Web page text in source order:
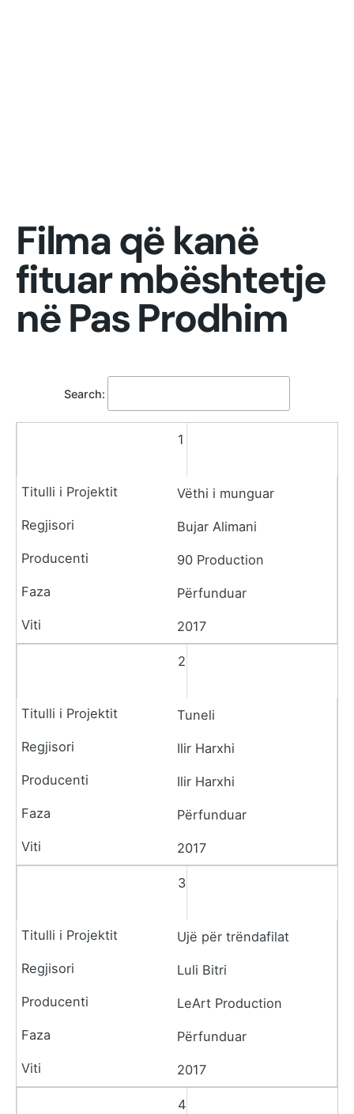
Filma që kanë
fituar mbështetje
në Pas Prodhim
Search:
1
Vëthi i munguar
Bujar Alimani
90 Production
Përfunduar
2017
2
Tuneli
Ilir Harxhi
Ilir Harxhi
Përfunduar
2017
3
Ujë për trëndafilat
Luli Bitri
LeArt Production
Përfunduar
2017
4